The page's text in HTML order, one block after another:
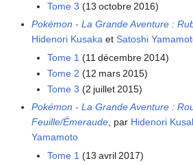
Tome 3 (13 octobre 2016)
Pokémon - La Grande Aventure :
Hidenori Kusaka etSatoshi
Tome 1 (11 décembre 2014)
Tome 2 (12 mars 2015)
Tome 3 (2 juillet 2015)
Pokémon - La Grande Aventure :
Feuille/Émeraude, par Hidenori
Yamamoto
Tome 1 (13 avril 2017)